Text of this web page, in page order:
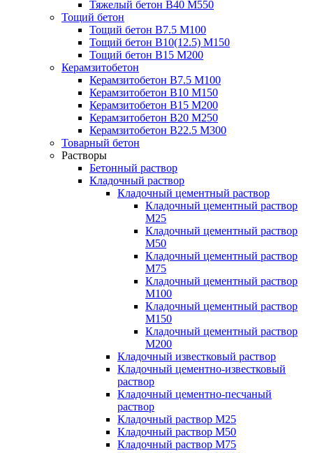
Тяжелый бетон В40 М550
Тощий бетон
Тощий бетон В7.5 М100
Тощий бетон В10(12.5) М150
Тощий бетон В15 М200
Керамзитобетон
Керамзитобетон В7.5 М100
Керамзитобетон В10 М150
Керамзитобетон В15 М200
Керамзитобетон В20 М250
Керамзитобетон В22.5 М300
Товарный бетон
Растворы
Бетонный раствор
Кладочный раствор
Кладочный цементный раствор
Кладочный цементный раствор
М25
Кладочный цементный раствор
М50
Кладочный цементный раствор
М75
Кладочный цементный раствор
М100
Кладочный цементный раствор
М150
Кладочный цементный раствор
М200
Кладочный известковый раствор
Кладочный цементно-известковый
раствор
Кладочный цементно-песчаный
раствор
Кладочный раствор М25
Кладочный раствор М50
Кладочный раствор М75